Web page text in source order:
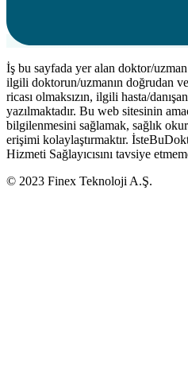
İş bu sayfada yer alan doktor/
ilgili doktorun/uzmanın doğrudan
ricası olmaksızın, ilgili hasta/
yazılmaktadır. Bu web sitesinin
bilgilenmesini sağlamak, sağlık
erişimi kolaylaştırmaktır.
Hizmeti Sağlayıcısını tavsiye
© 2023 Finex Teknoloji A.Ş.